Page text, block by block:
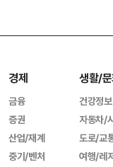
경제
금융
증권
산업/재계
중기/벤처
생활/
건강정보
자동차/
도로/교
여행/레